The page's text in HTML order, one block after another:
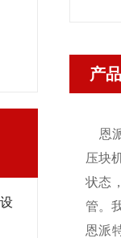
产
恩
压块
状态
管。
恩派